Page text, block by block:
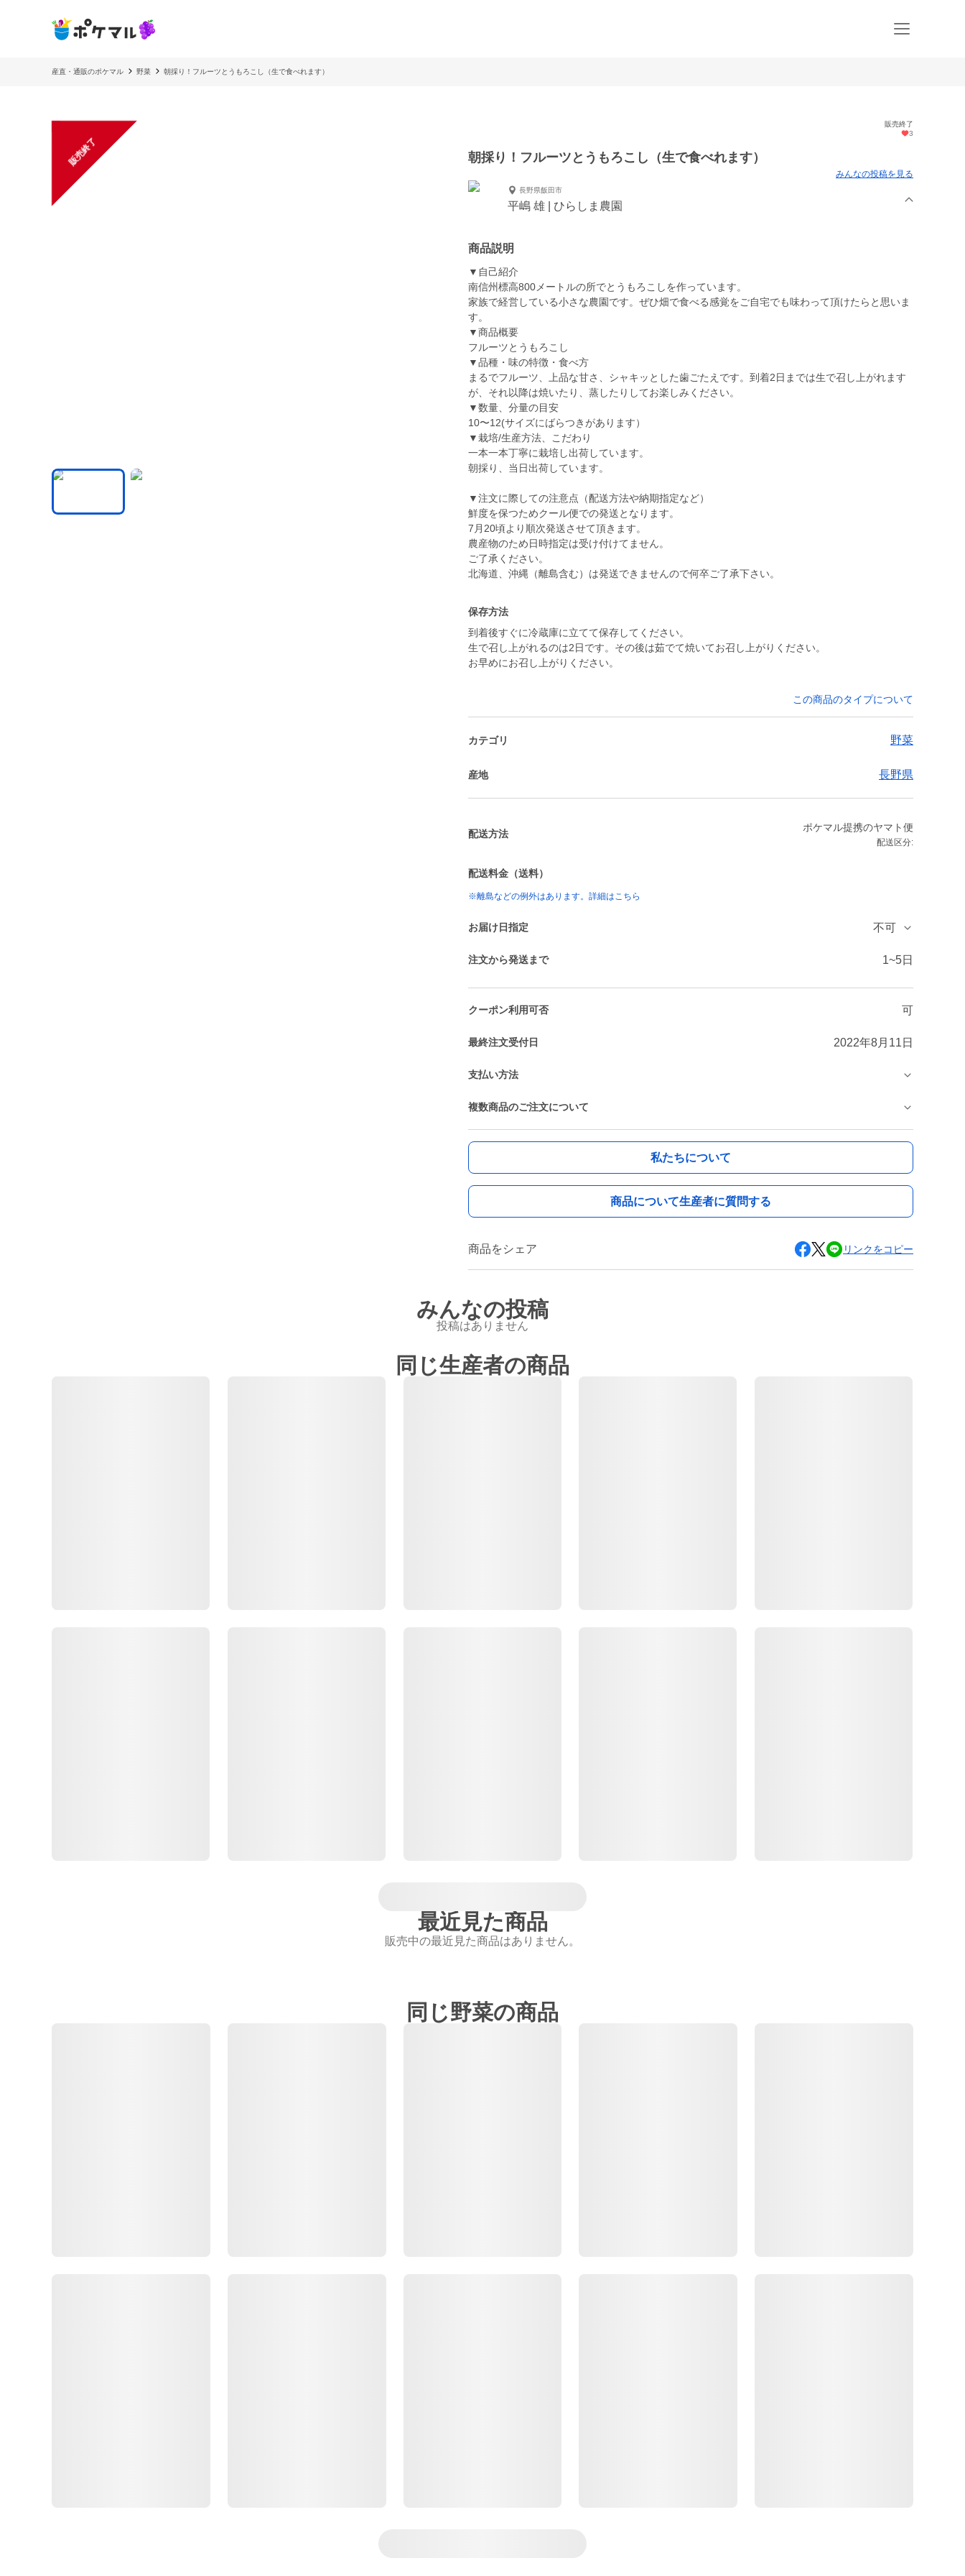
産直・通販のポケマル 野菜 朝採り！フルーツとうもろこし（生で食べれます）
販売終了
販売終了
3
朝採り！フルーツとうもろこし（生で食べれます）
みんなの投稿を見る
長野県飯田市
平嶋 雄 | ひらしま農園
商品説明
▼自己紹介
南信州標高800メートルの所でとうもろこしを作っています。
家族で経営している小さな農園です。ぜひ畑で食べる感覚をご自宅でも味わって頂けたらと思いま
す。
▼商品概要
フルーツとうもろこし
▼品種・味の特徴・食べ方
まるでフルーツ、上品な甘さ、シャキッとした歯ごたえです。到着2日までは生で召し上がれます
が、それ以降は焼いたり、蒸したりしてお楽しみください。
▼数量、分量の目安
10〜12(サイズにばらつきがあります）
▼栽培/生産方法、こだわり
一本一本丁寧に栽培し出荷しています。
朝採り、当日出荷しています。
▼注文に際しての注意点（配送方法や納期指定など）
鮮度を保つためクール便での発送となります。
7月20頃より順次発送させて頂きます。
農産物のため日時指定は受け付けてません。
ご了承ください。
北海道、沖縄（離島含む）は発送できませんので何卒ご了承下さい。
保存方法
到着後すぐに冷蔵庫に立てて保存してください。
生で召し上がれるのは2日です。その後は茹でて焼いてお召し上がりください。
この商品のタイプについて
カテゴリ 野菜
産地 長野県
配送方法
ポケマル提携のヤマト便
配送区分:
配送料金（送料）
※離島などの例外はあります。詳細はこちら
お届け日指定 不可
注文から発送まで 1~5日
クーポン利用可否 可
最終注文受付日 2022年8月11日
支払い方法
複数商品のご注文について
私たちについて
商品について生産者に質問する
商品をシェア リンクをコピー
みんなの投稿
投稿はありません
同じ生産者の商品
最近見た商品
販売中の最近見た商品はありません。
同じ野菜の商品